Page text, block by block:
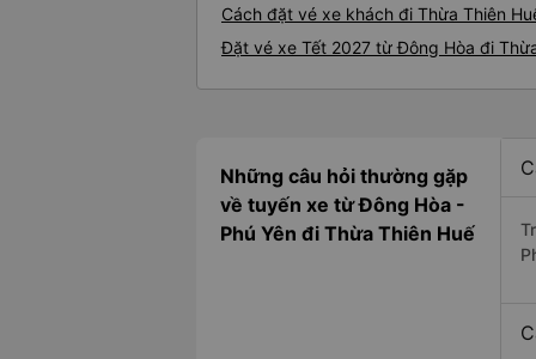
Cách đặt vé xe khách đi Thừa Thiên
Đặt vé xe Tết 2027 từ Đông Hòa đi
Những câu hỏi thường gặp
về tuyến xe từ Đông Hòa -
Phú Yên đi Thừa Thiên Huế